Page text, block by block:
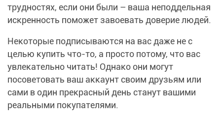
трудностях, если они были – ваша неподдельная
искренность поможет завоевать доверие людей.
Некоторые подписываются на вас даже не с
целью купить что-то, а просто потому, что вас
увлекательно читать! Однако они могут
посоветовать ваш аккаунт своим друзьям или
сами в один прекрасный день станут вашими
реальными покупателями.